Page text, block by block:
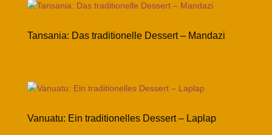
Tansania: Das traditionelle Dessert – Mandazi
Vanuatu: Ein traditionelles Dessert – Laplap